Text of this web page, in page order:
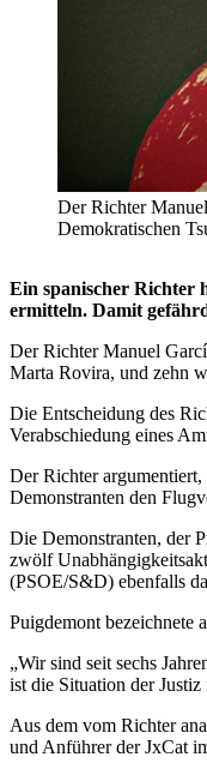
Der Richter
Demokratischen
Ein spanischer Richter
ermitteln. Damit
Der Richter Manuel
Marta Rovira, und zehn
Die Entscheidung des
Verabschiedung eines
Der Richter
Demonstranten den
Die Demonstranten, der
zwölf
(PSOE/S&D) ebenfalls
Puigdemont bezeichnete
„Wir sind seit sechs
ist die Situation der
Aus dem vom Richter
und Anführer der JxCat